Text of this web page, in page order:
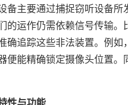
备主要通过捕捉窃听设备
的运作仍需依赖信号传输
确追踪这些非法装置。例
便能精确锁定摄像头位置
性与功能